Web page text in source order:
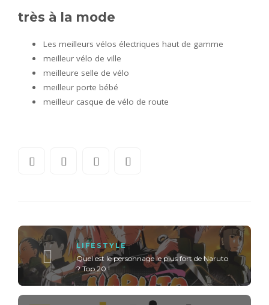
très à la mode
Les meilleurs vélos électriques haut de gamme
meilleur vélo de ville
meilleure selle de vélo
meilleur porte bébé
meilleur casque de vélo de route
LIFESTYLE
Quel est le personnage le plus fort de Naruto
? Top 20 !